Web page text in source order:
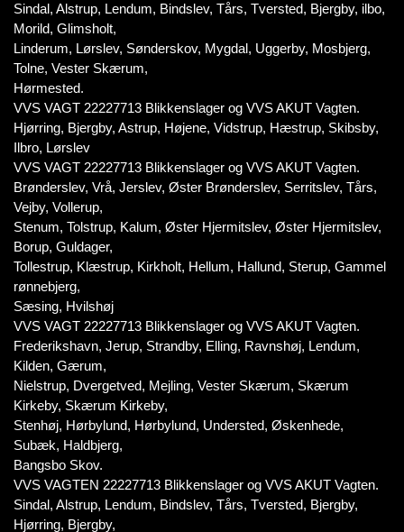
Sindal, Alstrup, Lendum, Bindslev, Tårs, Tversted, Bjergby, ilbo,
Morild, Glimsholt,
Linderum, Lørslev, Sønderskov, Mygdal, Uggerby, Mosbjerg,
Tolne, Vester Skærum,
Hørmested.
VVS VAGT 22227713 Blikkenslager og VVS AKUT Vagten.
Hjørring, Bjergby, Astrup, Højene, Vidstrup, Hæstrup, Skibsby,
Ilbro, Lørslev
VVS VAGT 22227713 Blikkenslager og VVS AKUT Vagten.
Brønderslev, Vrå, Jerslev, Øster Brønderslev, Serritslev, Tårs,
Vejby, Vollerup,
Stenum, Tolstrup, Kalum, Øster Hjermitslev, Øster Hjermitslev,
Borup, Guldager,
Tollestrup, Klæstrup, Kirkholt, Hellum, Hallund, Sterup, Gammel
rønnebjerg,
Sæsing, Hvilshøj
VVS VAGT 22227713 Blikkenslager og VVS AKUT Vagten.
Frederikshavn, Jerup, Strandby, Elling, Ravnshøj, Lendum,
Kilden, Gærum,
Nielstrup, Dvergetved, Mejling, Vester Skærum, Skærum
Kirkeby, Skærum Kirkeby,
Stenhøj, Hørbylund, Hørbylund, Understed, Øskenhede,
Subæk, Haldbjerg,
Bangsbo Skov.
VVS VAGTEN 22227713 Blikkenslager og VVS AKUT Vagten.
Sindal, Alstrup, Lendum, Bindslev, Tårs, Tversted, Bjergby,
Hjørring, Bjergby,